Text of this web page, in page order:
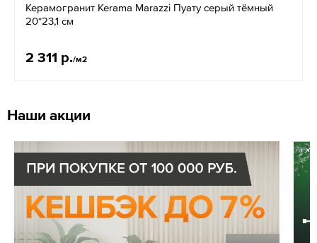
Керамогранит Kerama Marazzi Пуату серый тёмный
20*23,1 см
2 311 р./м2
Наши акции